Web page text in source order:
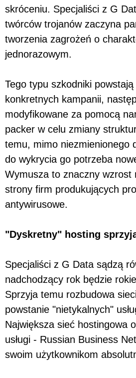
skróceniu. Specjaliści z G
twórców trojanów zaczyna
tworzenia zagrożeń o
jednorazowym.
Tego typu szkodniki
konkretnych kampanii,
modyfikowane za pomocą
packer w celu zmiany
temu, mimo niezmienionego
do wykrycia go potrzeba
Wymusza to znaczny wzrost
strony firm produkujących
antywirusowe.
"Dyskretny" hosting
Specjaliści z G Data sądzą
nadchodzący rok będzie
Sprzyja temu rozbudowa
powstanie "nietykalnych"
Największa sieć hostingowa
usługi - Russian Business
swoim użytkownikom